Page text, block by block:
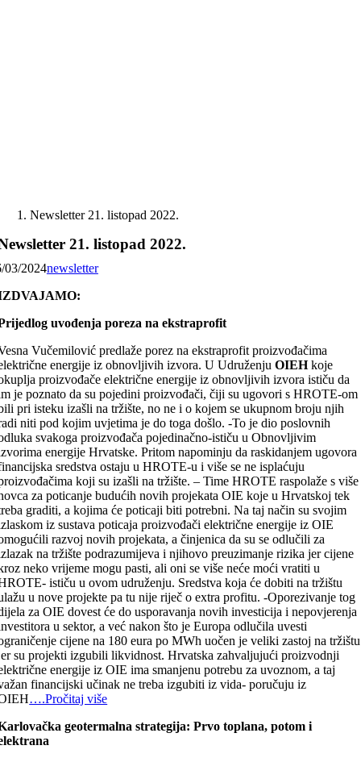
Newsletter 21. listopad 2022.
21. listopad 2022.
03/2024newsletter
uvođenja poreza na ekstraprofit
Vučemilović predlaže porez na ekstraprofit proizvođačima
energije iz obnovljivih izvora. U Udruženju OIEHkoje
proizvođače električne energije iz obnovljivih izvora ističu da
je poznato da su pojedini proizvođači, čiji su ugovori s HROTE-om
pri isteku izašli na tržište, no ne i o kojem se ukupnom broju njih
niti pod kojim uvjetima je do toga došlo. -To je dio poslovnih
svakoga proizvođača pojedinačno-ističu u Obnovljivim
energije Hrvatske. Pritom napominju da raskidanjem ugovora
sredstva ostaju u HROTE-u i više se ne isplaćuju
koji su izašli na tržište. – Time HROTE raspolaže s više
za poticanje budućih novih projekata OIE koje u Hrvatskoj tek
graditi, a kojima će poticaji biti potrebni. Na taj način su svojim
iz sustava poticaja proizvođači električne energije iz OIE
razvoj novih projekata, a činjenica da su se odlučili za
na tržište podrazumijeva i njihovo preuzimanje rizika jer cijene
neko vrijeme mogu pasti, ali oni se više neće moći vratiti u
ističu u ovom udruženju. Sredstva koja će dobiti na tržištu
u nove projekte pa tu nije riječ o extra profitu. -Oporezivanje tog
za OIE dovest će do usporavanja novih investicija i nepovjerenja
u sektor, a već nakon što je Europa odlučila uvesti
cijene na 180 eura po MWh uočen je veliki zastoj na tržištu
su projekti izgubili likvidnost. Hrvatska zahvaljujući proizvodnji
energije iz OIE ima smanjenu potrebu za uvoznom, a taj
financijski učinak ne treba izgubiti iz vida- poručuju iz
….Pročitaj više
geotermalna strategija: Prvo toplana, potom i